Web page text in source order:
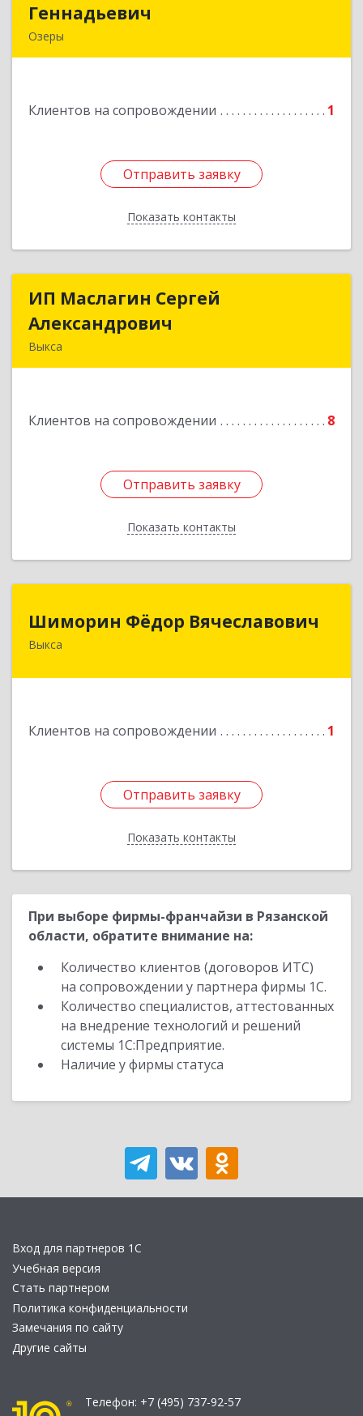
Геннадьевич
Озеры
Клиентов на сопровождении 1
Отправить заявку
Показать контакты
Подробнее
Отправить заявку
Назад
ИП Маслагин Сергей
Александрович
Выкса
Клиентов на сопровождении 8
Отправить заявку
Показать контакты
ИП Маслагин Сергей
Подробнее
Отправить заявку
Назад
Шиморин Фёдор Вячеславович
Выкса
Клиентов на сопровождении 1
Отправить заявку
Показать контакты
Шиморин Фёдор Вячеславович
Отправить заявку
Назад
При выборе фирмы-франчайзи в Рязанской
области, обратите внимание на:
Количество клиентов (договоров ИТС)
на сопровождении у партнера фирмы 1С.
Количество специалистов, аттестованных
на внедрение технологий и решений
системы 1С:Предприятие.
Наличие у фирмы статуса
Вход для партнеров 1С
Учебная версия
Стать партнером
Политика конфиденциальности
Замечания по сайту
Другие сайты
Телефон: +7 (495) 737-92-57